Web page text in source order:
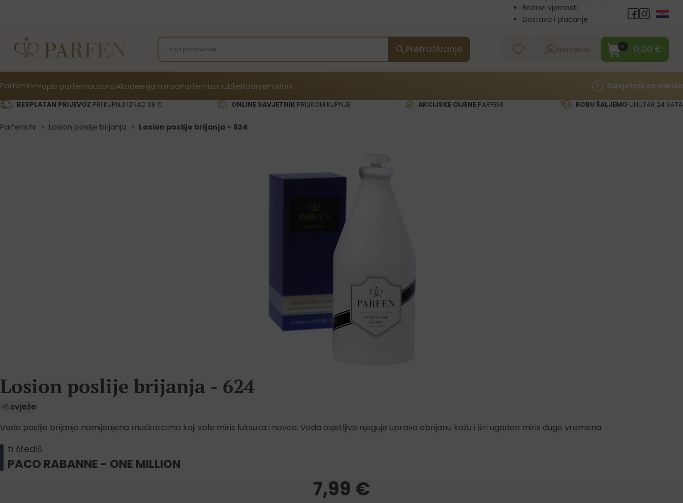
Bodovi vjernosti
Dostava i plaćanje
Pretraživanje 0 0,00 €
Parfemi Popis parfemaUzorciAkademija mirisaParfemiza rubljeRadnjePokloni Savjetnik za mirise
BESPLATAN PRIJEVOZ PRI KUPNJI IZNAD 38 € ONLINE SAVJETNIKPRILIKOM KUPNJE AKCIJSKE CIJENEPARFEMI ROBU ŠALJEMO UNUTAR 24 SATA
Parfens.hr > Losion poslije brijanja > Losion poslije brijanja – 624
Losion poslije brijanja - 624
svježe
Voda poslije brijanja namijenjena muškarcima koji vole miris luksuza i novca. Voda osjetljivo njeguje upravo obrijanu kožu i širi ugodan miris dugo vremena.
ti štediš
PACO RABANNE - ONE MILLION
7,99 €